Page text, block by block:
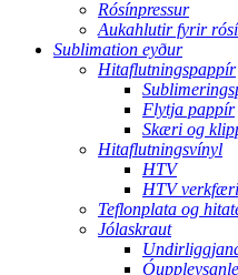
Rósínpressur
Aukahlutir fyrir
Sublimation eyður
Hitaflutningspappír
Flytja pappír
Skæri og
Hitaflutningsvínyl
HTV
HTV verkfæri
Teflonplata og
Jólaskraut